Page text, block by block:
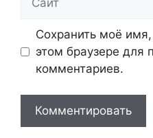
Сохранить моё
этом браузере для
комментариев.